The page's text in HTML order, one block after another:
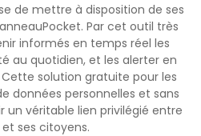
de mettre à disposition de ses
Par cet outil très
informés en temps réel les
au quotidien, et les alerter en
solution gratuite pour les
données personnelles et sans
un véritable lien privilégié entre
ses citoyens.